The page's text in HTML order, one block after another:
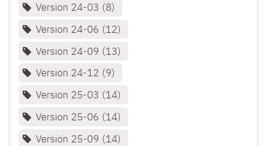
Version 24-03 8
Version 24-06 12
Version 24-09 13
Version 24-12 9
Version 25-03 14
Version 25-06 14
Version 25-09 14